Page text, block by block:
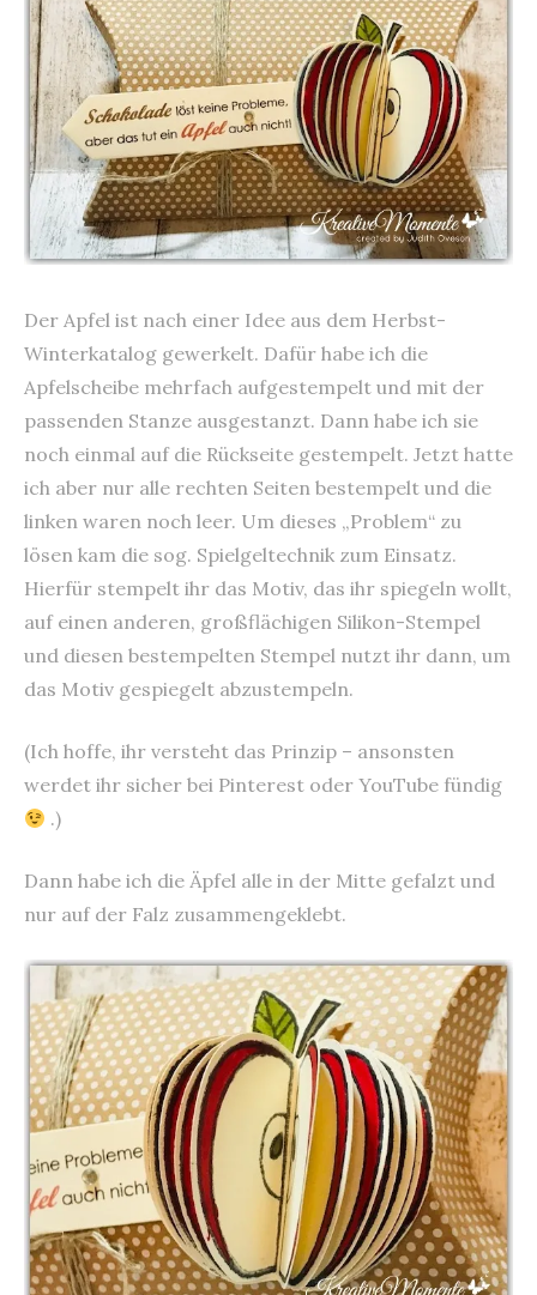
Der Apfel ist nach einer Idee aus dem Herbst-
Winterkatalog gewerkelt. Dafür habe ich die
Apfelscheibe mehrfach aufgestempelt und mit der
passenden Stanze ausgestanzt. Dann habe ich sie
noch einmal auf die Rückseite gestempelt. Jetzt hatte
ich aber nur alle rechten Seiten bestempelt und die
linken waren noch leer. Um dieses „Problem“ zu
lösen kam die sog. Spielgeltechnik zum Einsatz.
Hierfür stempelt ihr das Motiv, das ihr spiegeln wollt,
auf einen anderen, großflächigen Silikon-Stempel
und diesen bestempelten Stempel nutzt ihr dann, um
das Motiv gespiegelt abzustempeln.
(Ich hoffe, ihr versteht das Prinzip – ansonsten
werdet ihr sicher bei Pinterest oder YouTube fündig
.)
Dann habe ich die Äpfel alle in der Mitte gefalzt und
nur auf der Falz zusammengeklebt.